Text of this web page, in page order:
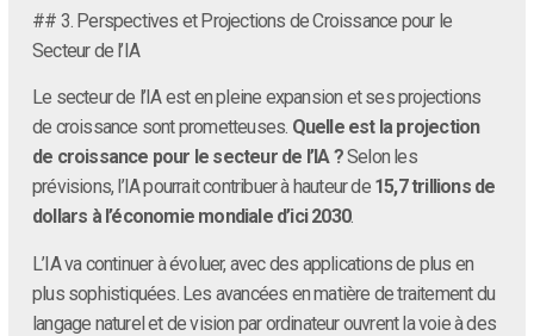
## 3. Perspectives et Projections de Croissance pour le
Secteur de l’IA
Le secteur de l’IA est en pleine expansion et ses projections
de croissance sont prometteuses. Quelle est la projection
de croissance pour le secteur de l’IA ?Selon les
prévisions, l’IA pourrait contribuer à hauteur de 15,7 trillions de
dollars à l’économie mondiale d’ici 2030.
L’IA va continuer à évoluer, avec des applications de plus en
plus sophistiquées. Les avancées en matière de traitement du
langage naturel et de vision par ordinateur ouvrent la voie à des